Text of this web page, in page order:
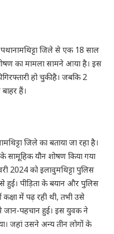
जिले से एक 18 साल
का मामला सामने आया है। इस
हो चुकी है। जबकि 2
हैं।
जिले का बताया जा रहा है।
सामूहिक यौन शोषण किया गया
2024 को इलावुमथिट्टा पुलिस
हुई। पीड़िता के बयान और पुलिस
में पढ़ रही थी, तभी उसे
जान-पहचान हुई। इस युवक ने
जहां उसने अन्य तीन लोगों के